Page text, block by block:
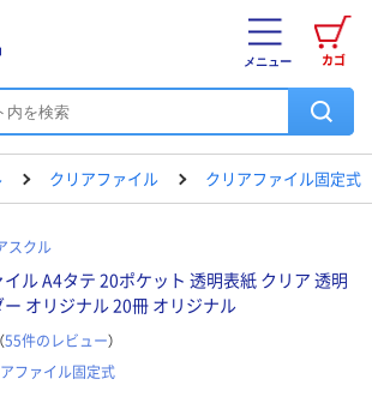
カゴ
メニュー
クリアファイル クリアファイル固定式
スクル
ル A4タテ 20ポケット 透明表紙 クリア 透明
オリジナル 20冊 オリジナル
（55件のレビュー）
ファイル固定式